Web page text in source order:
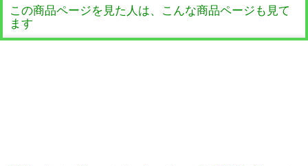
この商品ページを見た人は、こんな商品ページも見て
ます